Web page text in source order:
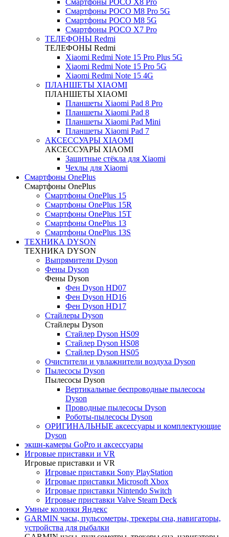
Смартфоны POCO X8 Pro
Смартфоны POCO M8 Pro 5G
Смартфоны POCO M8 5G
Смартфоны POCO X7 Pro
ТЕЛЕФОНЫ Redmi
ТЕЛЕФОНЫ Redmi
Xiaomi Redmi Note 15 Pro Plus 5G
Xiaomi Redmi Note 15 Pro 5G
Xiaomi Redmi Note 15 4G
ПЛАНШЕТЫ XIAOMI
ПЛАНШЕТЫ XIAOMI
Планшеты Xiaomi Pad 8 Pro
Планшеты Xiaomi Pad 8
Планшеты Xiaomi Pad Mini
Планшеты Xiaomi Pad 7
АКСЕССУАРЫ XIAOMI
АКСЕССУАРЫ XIAOMI
Защитные стёкла для Xiaomi
Чехлы для Xiaomi
Смартфоны OnePlus
Смартфоны OnePlus
Смартфоны OnePlus 15
Смартфоны OnePlus 15R
Смартфоны OnePlus 15T
Смартфоны OnePlus 13
Смартфоны OnePlus 13S
ТЕХНИКА DYSON
ТЕХНИКА DYSON
Выпрямители Dyson
Фены Dyson
Фены Dyson
Фен Dyson HD07
Фен Dyson HD16
Фен Dyson HD17
Стайлеры Dyson
Стайлеры Dyson
Стайлер Dyson HS09
Стайлер Dyson HS08
Стайлер Dyson HS05
Очистители и увлажнители воздуха Dyson
Пылесосы Dyson
Пылесосы Dyson
Вертикальные беспроводные пылесосы
Dyson
Проводные пылесосы Dyson
Роботы-пылесосы Dyson
ОРИГИНАЛЬНЫЕ аксессуары и комплектующие
Dyson
экшн-камеры GoPro и аксессуары
Игровые приставки и VR
Игровые приставки и VR
Игровые приставки Sony PlayStation
Игровые приставки Microsoft Xbox
Игровые приставки Nintendo Switch
Игровые приставки Valve Steam Deck
Умные колонки Яндекс
GARMIN часы, пульсометры, трекеры сна, навигаторы,
устройства для рыбалки